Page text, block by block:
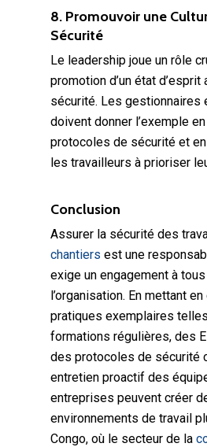
8. Promouvoir une
Sécurité
Le leadership joue un rôle
promotion d’un état d’esprit
sécurité. Les gestionnaires
doivent donner l’exemple
protocoles de sécurité et
les travailleurs à prioriser
Conclusion
Assurer la sécurité des
chantiers est une
exige un engagement à
l’organisation. En mettant
pratiques exemplaires
formations régulières, des
des protocoles de sécurité
entretien proactif des
entreprises peuvent créer
environnements de travail
Congo, où le secteur de la